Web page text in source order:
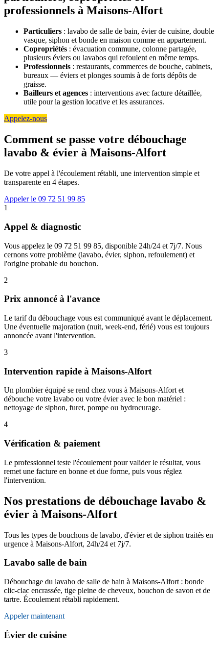
professionnels à Maisons-Alfort
Particuliers : lavabo de salle de bain, évier de cuisine, double
vasque, siphon et bonde en maison comme en appartement.
Copropriétés : évacuation commune, colonne partagée,
plusieurs éviers ou lavabos qui refoulent en même temps.
Professionnels : restaurants, commerces de bouche, cabinets,
bureaux — éviers et plonges soumis à de forts dépôts de
graisse.
Bailleurs et agences : interventions avec facture détaillée,
utile pour la gestion locative et les assurances.
Appelez-nous
Comment se passe votre débouchage
lavabo & évier à Maisons-Alfort
De votre appel à l'écoulement rétabli, une intervention simple et
transparente en 4 étapes.
Appeler le 09 72 51 99 85
1
Appel & diagnostic
Vous appelez le 09 72 51 99 85, disponible 24h/24 et 7j/7. Nous
cernons votre problème (lavabo, évier, siphon, refoulement) et
l'origine probable du bouchon.
2
Prix annoncé à l'avance
Le tarif du débouchage vous est communiqué avant le déplacement.
Une éventuelle majoration (nuit, week-end, férié) vous est toujours
annoncée avant l'intervention.
3
Intervention rapide à Maisons-Alfort
Un plombier équipé se rend chez vous à Maisons-Alfort et
débouche votre lavabo ou votre évier avec le bon matériel :
nettoyage de siphon, furet, pompe ou hydrocurage.
4
Vérification & paiement
Le professionnel teste l'écoulement pour valider le résultat, vous
remet une facture en bonne et due forme, puis vous réglez
l'intervention.
Nos prestations de débouchage lavabo &
évier à Maisons-Alfort
Tous les types de bouchons de lavabo, d'évier et de siphon traités en
urgence à Maisons-Alfort, 24h/24 et 7j/7.
Lavabo salle de bain
Débouchage du lavabo de salle de bain à Maisons-Alfort : bonde
clic-clac encrassée, tige pleine de cheveux, bouchon de savon et de
tartre. Écoulement rétabli rapidement.
Appeler maintenant
Évier de cuisine